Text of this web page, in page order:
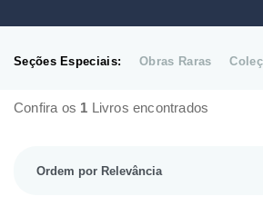
Seções Especiais: Obras Raras
Confira os 1 Livros encontrados